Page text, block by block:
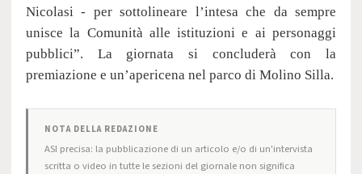
Nicolasi - per sottolineare l’intesa che da sempre
unisce la Comunità alle istituzioni e ai personaggi
pubblici”. La giornata si concluderà con la
premiazione e un’apericena nel parco di Molino Silla.
NOTA DELLA REDAZIONE
ASI precisa: la pubblicazione di un articolo e/o di un'intervista
scritta o video in tutte le sezioni del giornale non significa